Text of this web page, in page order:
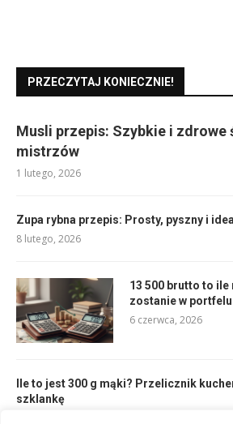
PRZECZYTAJ KONIECZNIE!
Musli przepis: Szybkie i zdrowe
mistrzów
1 lutego, 2026
Zupa rybna przepis: Prosty, pyszny i
8 lutego, 2026
13 500 brutto to
zostanie w portfelu
6 czerwca, 2026
Ile to jest 300 g mąki? Przelicznik
szklankę